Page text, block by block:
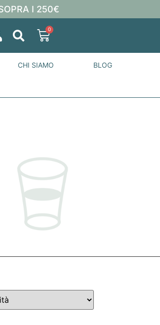
I 250€
0
CHI SIAMO BLOG